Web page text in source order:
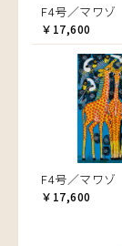
F4号／マワゾ
￥17,600
F4号／マワゾ
￥17,600